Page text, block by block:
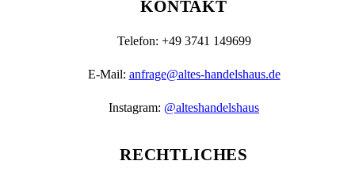
KONTAKT
Telefon: +49 3741 149699
E-Mail: anfrage@altes-handelshaus.de
Instagram: @alteshandelshaus
RECHTLICHES